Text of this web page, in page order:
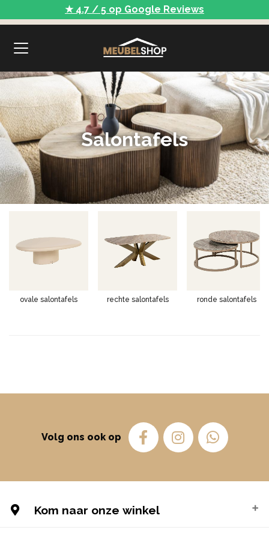
★ 4.7 / 5 op Google Reviews
Salontafels
ovale salontafels rechte salontafels ronde salontafels
Volg ons ook op
Kom naar onze winkel